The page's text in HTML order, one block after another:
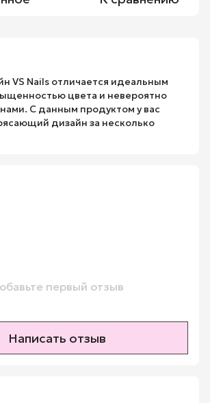
VS Nails отличается идеальным
цвета и невероятно
С данным продуктом у вас
дизайн за несколько
первый отзыв
Написать отзыв